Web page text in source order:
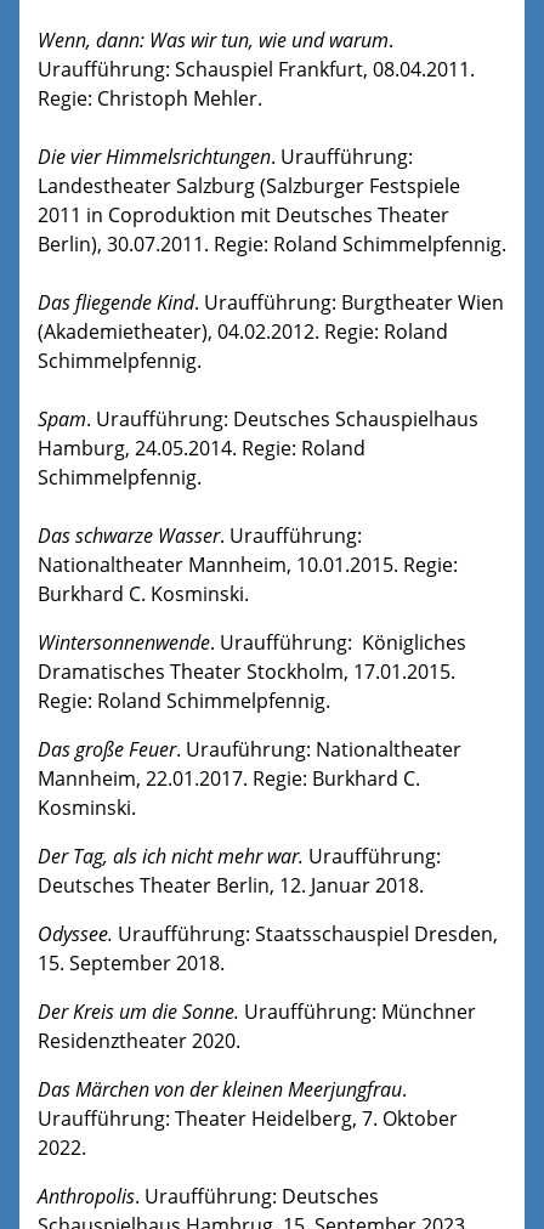
Wenn, dann: Was wir tun, wie und warum.
Uraufführung: Schauspiel Frankfurt, 08.04.2011.
Regie: Christoph Mehler.
Die vier Himmelsrichtungen. Uraufführung:
Landestheater Salzburg (Salzburger Festspiele
2011 in Coproduktion mit Deutsches Theater
Berlin), 30.07.2011. Regie: Roland Schimmelpfennig.
Das fliegende Kind. Uraufführung: Burgtheater Wien
(Akademietheater), 04.02.2012. Regie: Roland
Schimmelpfennig.
Spam. Uraufführung: Deutsches Schauspielhaus
Hamburg, 24.05.2014. Regie: Roland
Schimmelpfennig.
Das schwarze Wasser. Uraufführung:
Nationaltheater Mannheim, 10.01.2015. Regie:
Burkhard C. Kosminski.
Wintersonnenwende. Uraufführung: Königliches
Dramatisches Theater Stockholm, 17.01.2015.
Regie: Roland Schimmelpfennig.
Das große Feuer. Urauführung: Nationaltheater
Mannheim, 22.01.2017. Regie: Burkhard C.
Kosminski.
Der Tag, als ich nicht mehr war. Uraufführung:
Deutsches Theater Berlin, 12. Januar 2018.
Odyssee. Uraufführung: Staatsschauspiel Dresden,
15. September 2018.
Der Kreis um die Sonne. Uraufführung: Münchner
Residenztheater 2020.
Das Märchen von der kleinen Meerjungfrau.
Uraufführung: Theater Heidelberg, 7. Oktober
2022.
Anthropolis. Uraufführung: Deutsches